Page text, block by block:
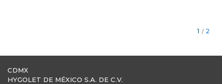
1 / 2
CDMX
HYGOLET DE MÉXICO S.A. DE C.V.